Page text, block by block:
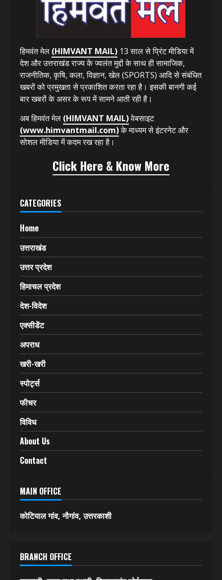
हिमवंत मेल (HIMVANT MAIL) 13 साल से प्रिंट मीडिया में
देश और उत्तराखंड राज्य के ज्वलंत मुद्दों के साथ ही सामाजिक,
राजनीतिक, कृषि, कला, विज्ञान, खेल (SPORTS) आदि से संबंधित
खबरों को प्रमुखता से प्रकाशित करता रहा है। इसकी बानगी कई
बार खबरों के असर के रूप में सामने आती रही है।
अब हिमवंत मेल (HIMVANT MAIL)वेबसाइट
(www.himvantmail.com)के माध्यम से इंटरनेट और
सोशल मीडिया में कदम रख रहा है।
Click Here & Know More
CATEGORIES
Home
उत्तराखंड
उत्तर प्रदेश
हिमाचल प्रदेश
देश-विदेश
एक्सीडेंट
अपराध
खरी-खरी
स्पोर्ट्स
फीचर
विविध
About Us
Contact
MAIN OFFICE
कोटियाल गांव, नौगांव, उत्तरकाशी
BRANCH OFFICE